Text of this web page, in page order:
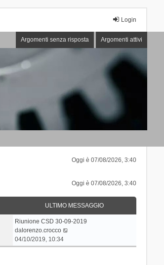
Login
Argomenti senza risposta Argomenti attivi
Oggi è 07/08/2026, 3:40
Oggi è 07/08/2026, 3:40
ULTIMO MESSAGGIO
Riunione CSD 30-09-2019
dalorenzo.crocco
d
04/10/2019, 10:34